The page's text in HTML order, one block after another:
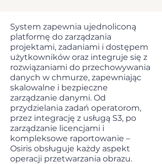
System zapewnia ujednoliconą
platformę do zarządzania
projektami, zadaniami i dostępem
użytkowników oraz integruje się z
rozwiązaniami do przechowywania
danych w chmurze, zapewniając
skalowalne i bezpieczne
zarządzanie danymi. Od
przydzielania zadań operatorom,
przez integrację z usługą S3, po
zarządzanie licencjami i
kompleksowe raportowanie –
Osiris obsługuje każdy aspekt
operacji przetwarzania obrazu.